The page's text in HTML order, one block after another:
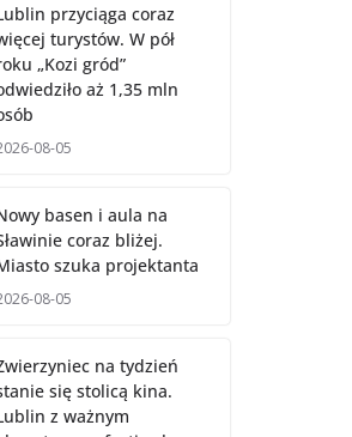
przyciąga coraz
turystów. W pół
„Kozi gród”
aż 1,35 mln
08-05
basen i aula na
coraz bliżej.
szuka projektanta
08-05
na tydzień
się stolicą kina.
z ważnym